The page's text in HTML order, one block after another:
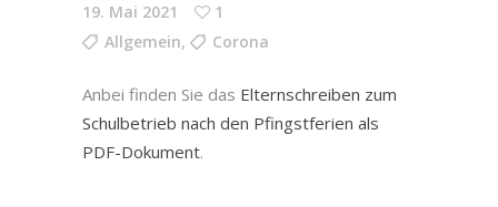
19. Mai 2021
1
Allgemein, Corona
Anbei finden Sie das Elternschreiben zum
Schulbetrieb nach den Pfingstferien als
PDF-Dokument.